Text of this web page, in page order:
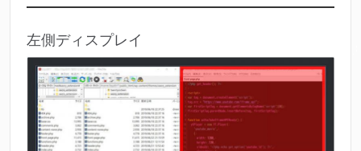
左側ディスプレイ